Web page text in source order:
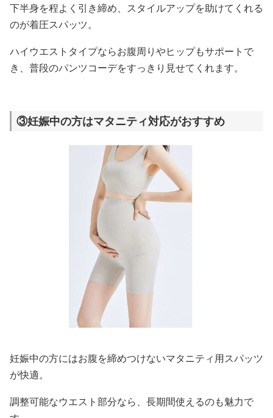
下半身を程よく引き締め、スタイルアップを助けてくれる
のが着圧スパッツ。
ハイウエストタイプならお腹周りやヒップもサポートで
き、普段のパンツコーデをすっきり見せてくれます。
③妊娠中の方はマタニティ対応がおすすめ
妊娠中の方にはお腹を締めつけないマタニティ用スパッツ
が快適。
調整可能なウエスト部分なら、長期間使えるのも魅力で